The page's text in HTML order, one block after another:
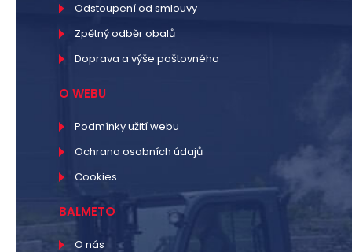
Odstoupení od smlouvy
Zpětný odběr obalů
Doprava a výše poštovného
O WEBU
Podmínky užití webu
Ochrana osobních údajů
Cookies
BALMETO
O nás